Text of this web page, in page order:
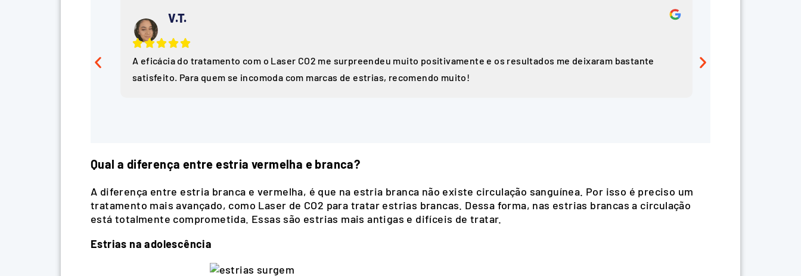
V.T.
A eficácia do tratamento com o Laser CO2 me surpreendeu muito positivamente e os resultados me deixaram bastante
satisfeito. Para quem se incomoda com marcas de estrias, recomendo muito!
Qual a diferença entre estria vermelha e branca?
A diferença entre estria branca e vermelha, é que na estria branca não existe circulação sanguínea. Por isso é preciso um
tratamento mais avançado, como Laser de CO2 para tratar estrias brancas. Dessa forma, nas estrias brancas a circulação
está totalmente comprometida. Essas são estrias mais antigas e difíceis de tratar.
Estrias na adolescência